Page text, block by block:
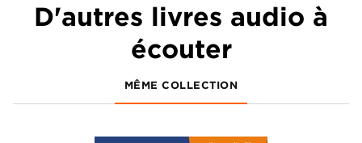
D'autres livres audio à
écouter
MÊME COLLECTION